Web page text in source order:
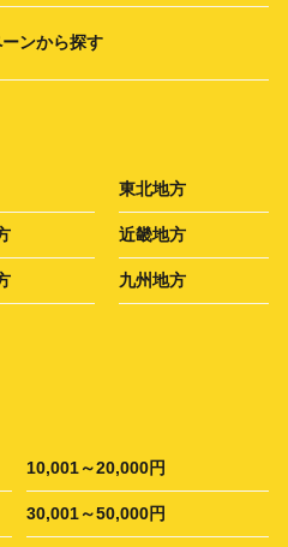
ンから探す
東北地方
近畿地方
九州地方
10,001～20,000円
30,001～50,000円